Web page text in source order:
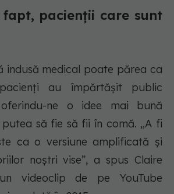
fapt, pacienții care sunt
indusă medical poate părea ca
au împărtășit public
ne o idee mai bună
să fie să fii în comă. „A fi
ca o versiune amplificată și
noștri vise”, a spus Claire
videoclip de pe YouTube